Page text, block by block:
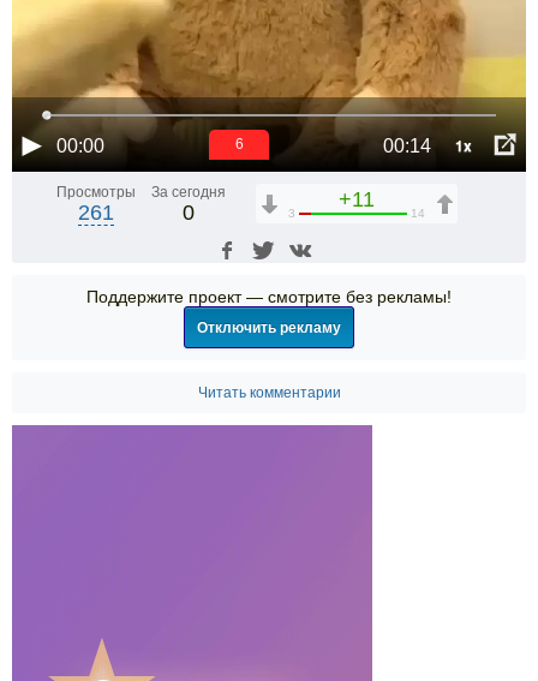
00:00 00:14 1x
5
Просмотры
261
За сегодня
0
+11
3 14
Поддержите проект — смотрите без рекламы!
Отключить рекламу
Читать комментарии